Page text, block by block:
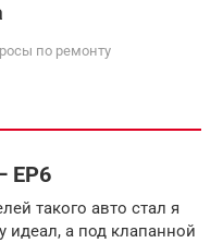
по ремонту
EP6
такого авто стал я
а под клапанной